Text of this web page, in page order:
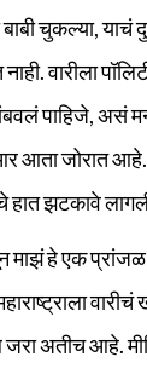
बाबी चुकल्या,
वारीला
पाहिजे, असं
आता जोरात
हात झटकावे
माझं हे एक
अतीच आहे.